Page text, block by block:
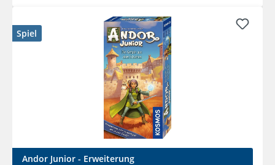
Spiel
Andor Junior - Erweiterung